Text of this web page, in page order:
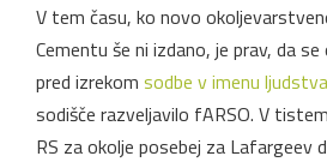
V tem času, ko novo
Cementu še ni izdano, je prav, da
pred izrekom sodbe v imenu ljudstva
sodišče razveljavilo fARSO. V
RS za okolje posebej za Lafargeev